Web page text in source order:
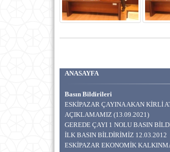
ANASAYFA
Basın Bildirileri
ESKİPAZAR ÇAYINA AKAN KİRLİ
AÇIKLAMAMIZ (13.09.2021)
GEREDE ÇAYI 1 NOLU BASIN
İLK BASIN BİLDİRİMİZ 12.03.2012
ESKİPAZAR EKONOMİK